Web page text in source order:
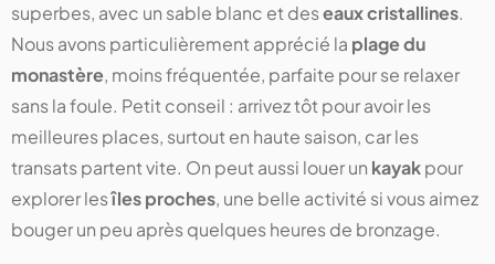
superbes, avec un sable blanc et deseaux cristallines.
Nous avons particulièrement apprécié la plage du
monastère, moins fréquentée, parfaite pour se relaxer
sans la foule. Petit conseil : arrivez tôt pour avoir les
meilleures places, surtout en haute saison, car les
transats partent vite. On peut aussi louer un kayakpour
explorer lesîles proches, une belle activité si vous aimez
bouger un peu après quelques heures de bronzage.